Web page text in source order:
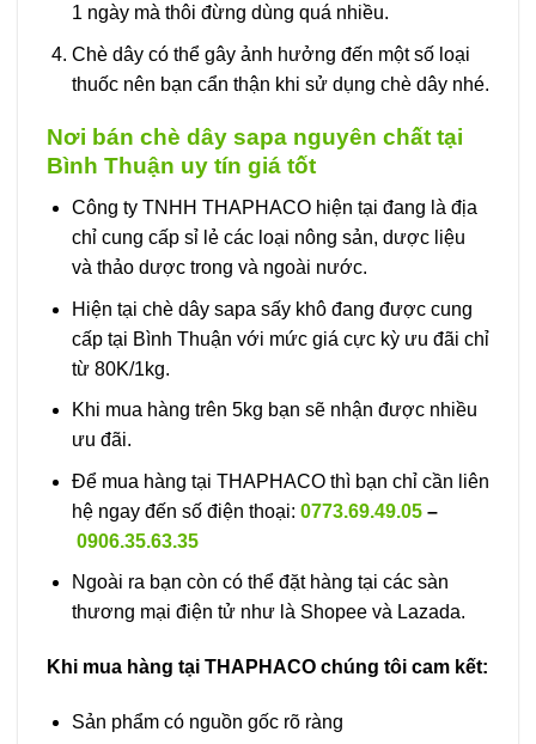
1 ngày mà thôi đừng dùng quá nhiều.
Chè dây có thể gây ảnh hưởng đến một số loại
thuốc nên bạn cẩn thận khi sử dụng chè dây nhé.
Nơi bán chè dây sapa nguyên chất tại
Bình Thuận uy tín giá tốt
Công ty TNHH THAPHACO hiện tại đang là địa
chỉ cung cấp sỉ lẻ các loại nông sản, dược liệu
và thảo dược trong và ngoài nước.
Hiện tại chè dây sapa sấy khô đang được cung
cấp tại Bình Thuận với mức giá cực kỳ ưu đãi chỉ
từ 80K/1kg.
Khi mua hàng trên 5kg bạn sẽ nhận được nhiều
ưu đãi.
Để mua hàng tại THAPHACO thì bạn chỉ cần liên
hệ ngay đến số điện thoại: 0773.69.49.05–
0906.35.63.35
Ngoài ra bạn còn có thể đặt hàng tại các sàn
thương mại điện tử như là Shopee và Lazada.
Khi mua hàng tại THAPHACO chúng tôi cam kết:
Sản phẩm có nguồn gốc rõ ràng